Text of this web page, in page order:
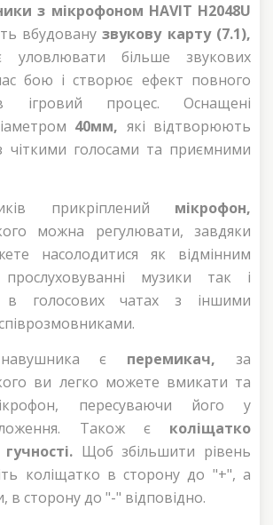
з мікрофоном HAVIT H2048U
вбудованузвукову карту (7.1),
уловлювати більше звукових
бою і створює ефект повного
ігровий процес. Оснащені
40мм, які відтворюють
чіткими голосами та приємними
прикріплений мікрофон,
можна регулювати, завдяки
насолодитися як відмінним
музики так і
в голосових чатах з іншими
є перемикач, за
ви легко можете вмикати та
пересуваючи його у
Також є коліщатко
Щоб збільшити рівень
коліщатко в сторону до "+", а
сторону до "-" відповідно.